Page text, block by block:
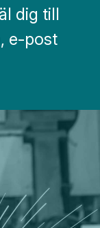
dig till
e-post